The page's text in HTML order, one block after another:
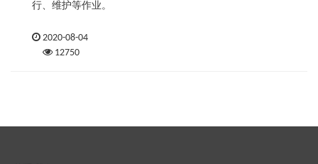
行、维护等作业。
2020-08-04
12750